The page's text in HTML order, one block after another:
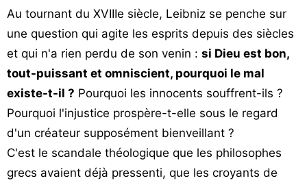
Au tournant du XVIIIe siècle, Leibniz se penche sur
une question qui agite les esprits depuis des siècles
et qui n'a rien perdu de son venin : si Dieu est bon,
tout-puissant et omniscient, pourquoi le mal
existe-t-il ? Pourquoi les innocents souffrent-ils ?
Pourquoi l'injustice prospère-t-elle sous le regard
d'un créateur supposément bienveillant ?
C'est le scandale théologique que les philosophes
grecs avaient déjà pressenti, que les croyants de